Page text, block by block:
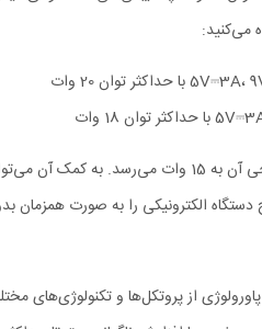
می‌کنید:
سطح بالایی بدنه یک شارژر بی‌سیم است که